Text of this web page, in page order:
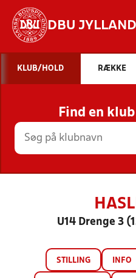
DBU JYLLAND
STILLINGER,
KLUB/HOLD RÆKKE
Find en
U14 Drenge 3
STILLING INFO